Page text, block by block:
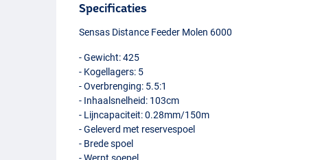
Specificaties
Sensas Distance Feeder Molen 6000
- Gewicht: 425
- Kogellagers: 5
- Overbrenging: 5.5:1
- Inhaalsnelheid: 103cm
- Lijncapaciteit: 0.28mm/150m
- Geleverd met reservespoel
- Brede spoel